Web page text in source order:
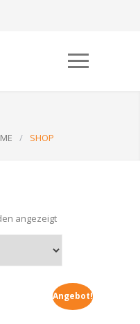
/ SHOP
angezeigt
Angebot!